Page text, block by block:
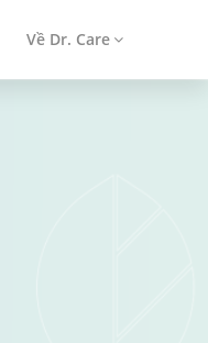
Về Dr. Care